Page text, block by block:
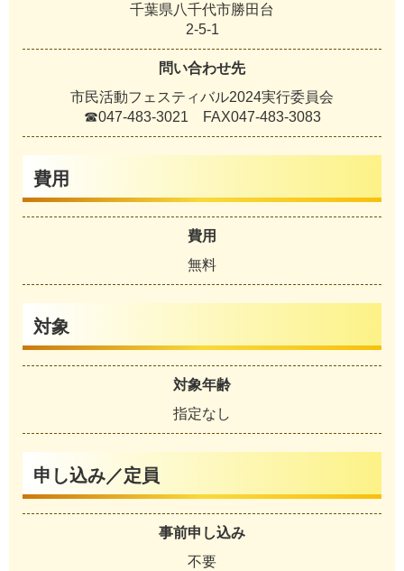
千葉県八千代市勝田台
2-5-1
問い合わせ先
市民活動フェスティバル2024実行委員会
☎047-483-3021 FAX047-483-3083
費用
費用
無料
対象
対象年齢
指定なし
申し込み／定員
事前申し込み
不要